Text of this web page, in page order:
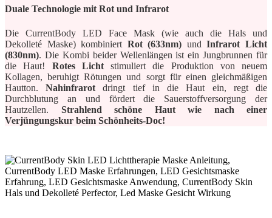
Duale Technologie mit Rot und Infrarot
Die CurrentBody LED Face Mask (wie auch die Hals und
Dekolleté Maske) kombiniert Rot (633nm) undInfrarot Licht
(830nm). Die Kombi beider Wellenlängen ist ein Jungbrunnen für
die Haut! Rotes Lichtstimuliert die Produktion von neuem
Kollagen, beruhigt Rötungen und sorgt für einen gleichmäßigen
Hautton.Nahinfrarot dringt tief in die Haut ein, regt die
Durchblutung an und fördert die Sauerstoffversorgung der
Hautzellen. Strahlend schöne Haut wie nach einer
Verjüngungskur beim Schönheits-Doc!